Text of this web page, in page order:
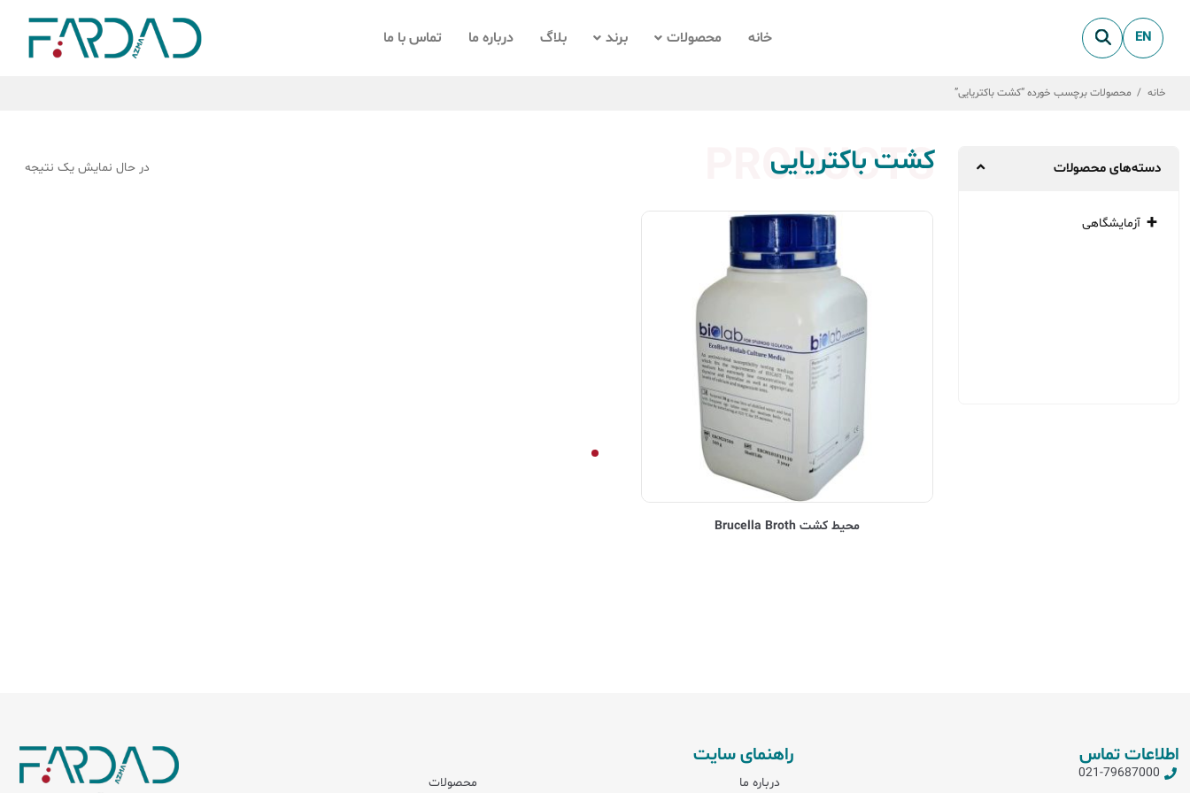
EN خانه محصولات برند بلاگ درباره ما تماس با ما
خانه / محصولات برچسب خورده “کشت باکتریایی”
PRODUCTS
کشت باکتریایی در حال نمایش یک نتیجه
محیط کشت Brucella Broth
دسته‌های محصولات
آزمایشگاهی
اطلاعات تماس
021-79687000
راهنمای سایت
درباره ما محصولات